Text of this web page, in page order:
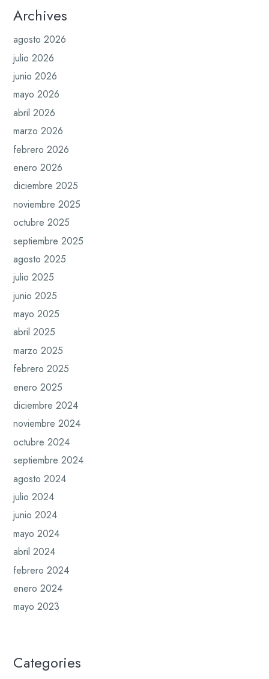
Archives
agosto 2026
julio 2026
junio 2026
mayo 2026
abril 2026
marzo 2026
febrero 2026
enero 2026
diciembre 2025
noviembre 2025
octubre 2025
septiembre 2025
agosto 2025
julio 2025
junio 2025
mayo 2025
abril 2025
marzo 2025
febrero 2025
enero 2025
diciembre 2024
noviembre 2024
octubre 2024
septiembre 2024
agosto 2024
julio 2024
junio 2024
mayo 2024
abril 2024
febrero 2024
enero 2024
mayo 2023
Categories